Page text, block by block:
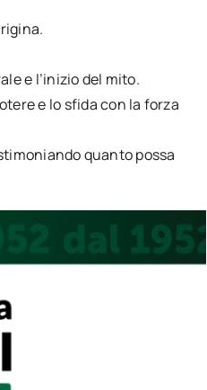
e l’inizio del mito.
e lo sfida con la forza
quanto possa